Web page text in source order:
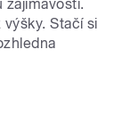
zajímavostí.
Stačí si